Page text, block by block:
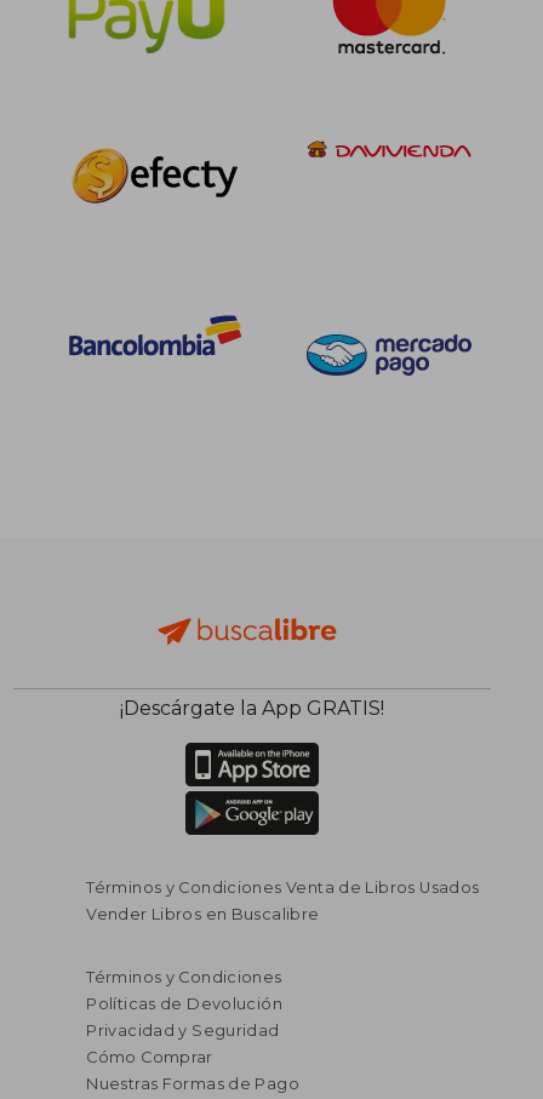
¡Descárgate la App GRATIS!
Términos y Condiciones Venta de Libros Usados
Vender Libros en Buscalibre
Términos y Condiciones
Políticas de Devolución
Privacidad y Seguridad
Cómo Comprar
Nuestras Formas de Pago